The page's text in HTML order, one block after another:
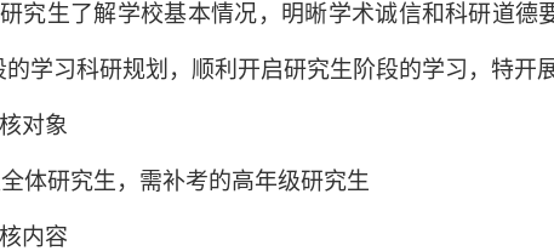
究生了解学校基本情况，明晰学术诚信和科研道德
学习科研规划，顺利开启研究生阶段的学习，特开
对象
体研究生 ， 需补考的高年级研究生
内容